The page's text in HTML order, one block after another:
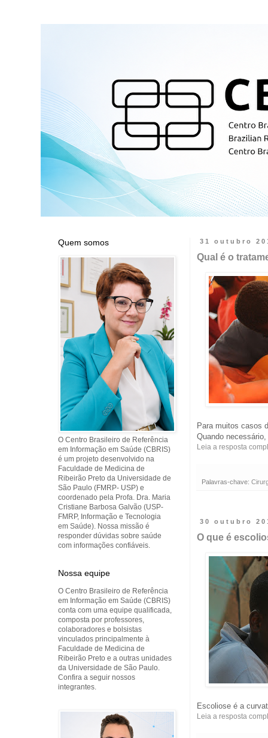
31 outubro
Qual é o
Para muitos casos
Quando
Leia a resposta
Palavras-chave:
30 outubro
O que é
Escoliose é a
Leia a resposta
Quem somos
O Centro Brasileiro de Referência
em Informação em Saúde (CBRIS)
é um projeto desenvolvido na
Faculdade de Medicina de
Ribeirão Preto da Universidade de
São Paulo (FMRP- USP) e
coordenado pela Profa. Dra. Maria
Cristiane Barbosa Galvão (USP-
FMRP, Informação e Tecnologia
em Saúde). Nossa missão é
responder dúvidas sobre saúde
com informações confiáveis.
Nossa equipe
O Centro Brasileiro de Referência
em Informação em Saúde (CBRIS)
conta com uma equipe qualificada,
composta por professores,
colaboradores e bolsistas
vinculados principalmente à
Faculdade de Medicina de
Ribeirão Preto e a outras unidades
da Universidade de São Paulo.
Confira a seguir nossos
integrantes.